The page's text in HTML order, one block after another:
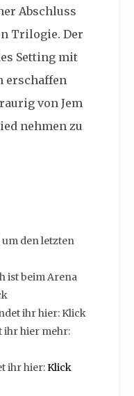
Abschluss
Trilogie. Der
Setting mit
erschaffen
von Jem
nehmen zu
um den letzten
ist beim Arena
ihr hier: Klick
ihr hier mehr:
ihr hier:Klick